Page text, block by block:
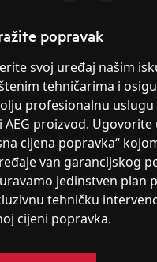
popravak
svoj uređaj našim
tehničarima i
profesionalnu uslugu
AEG proizvod. Ugovorite
cijena popravka“
van garancijskog
jedinstven plan
tehničku
cijeni popravka.